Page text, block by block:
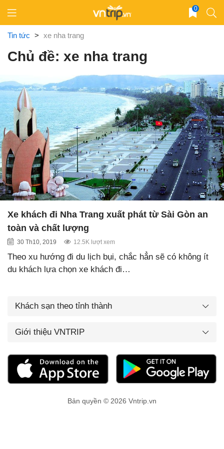
content
0
Tin tức > xe nha trang
Chủ đề: xe nha trang
Xe khách đi Nha Trang xuất phát từ Sài Gòn an
toàn và chất lượng
30 Th10, 2019 12.5K lượt xem
Theo xu hướng đi du lịch bụi, chắc hẳn sẽ có không ít
du khách lựa chọn xe khách đi…
Khách sạn theo tỉnh thành
Giới thiệu VNTRIP
Bản quyền © 2026 Vntrip.vn